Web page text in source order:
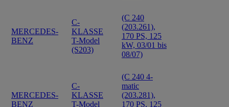
MERCEDES-
BENZ
C-
KLASSE
T-Model
(S203)
(C 240
(203.261),
170 PS, 125
kW, 03/01 bis
08/07)
MERCEDES-
BENZ
C-
KLASSE
T-Model
(C 240 4-
matic
(203.281),
170 PS, 125